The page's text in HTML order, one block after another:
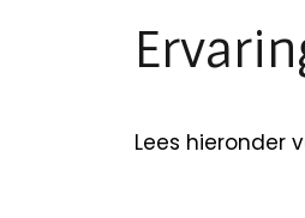
Lees hieronder